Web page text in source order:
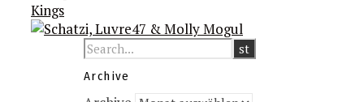
Archive